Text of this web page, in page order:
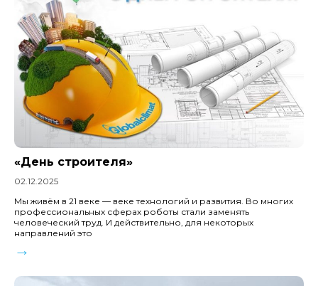
«День строителя»
02.12.2025
Мы живём в 21 веке — веке технологий и развития. Во многих
профессиональных сферах роботы стали заменять
человеческий труд. И действительно, для некоторых
направлений это
→